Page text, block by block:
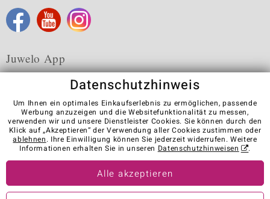
Juwelo App
Karriere AGB Datenschutz Cookies
Impressum
Kontakt
Vertrag widerrufen
Visit our stores in other countries:
Datenschutzhinweis
Um Ihnen ein optimales Einkaufserlebnis zu ermöglichen, passende
Werbung anzuzeigen und die Websitefunktionalität zu messen,
verwenden wir und unsere Dienstleister Cookies. Sie können durch den
Klick auf „Akzeptieren“ der Verwendung aller Cookies zustimmen oder
ablehnen. Ihre Einwilligung können Sie jederzeit widerrufen. Weitere
Informationen erhalten Sie in unseren Datenschutzhinweisen .
Alle akzeptieren